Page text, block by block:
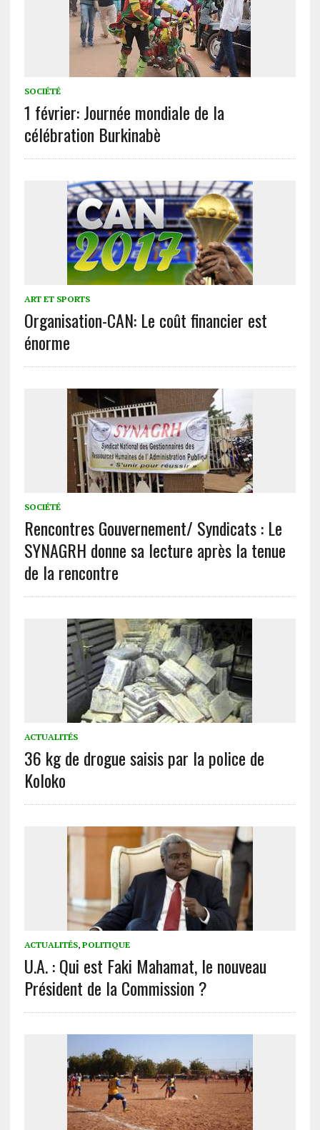
SOCIÉTÉ
1 février: Journée mondiale de la
célébration Burkinabè
ART ET SPORTS
Organisation-CAN: Le coût financier est
énorme
SOCIÉTÉ
Rencontres Gouvernement/ Syndicats : Le
SYNAGRH donne sa lecture après la tenue
de la rencontre
ACTUALITÉS
36 kg de drogue saisis par la police de
Koloko
ACTUALITÉS, POLITIQUE
U.A. : Qui est Faki Mahamat, le nouveau
Président de la Commission ?